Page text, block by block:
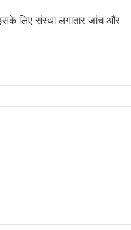
लिए संस्था लगातार जांच और